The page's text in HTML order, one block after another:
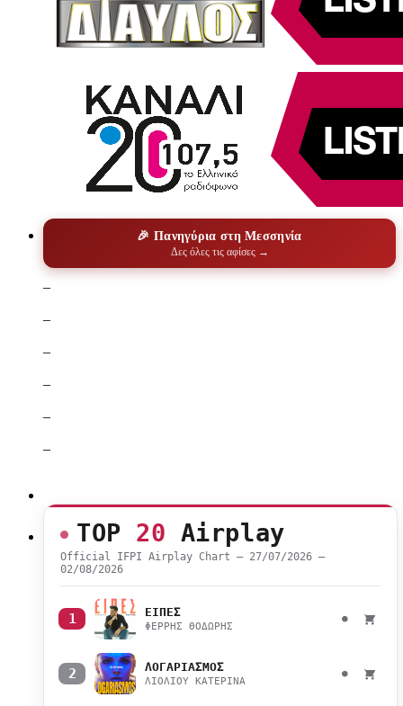
🎉 Πανηγύρια στη Μεσσηνία
Δες όλες τις αφίσες →
–
–
–
–
–
–
TOP 20 Airplay
Official IFPI Airplay Chart — 27/07/2026 –
02/08/2026
1 ΕΙΠΕΣ
ΦΕΡΡΗΣ ΘΟΔΩΡΗΣ
●
2 ΛΟΓΑΡΙΑΣΜΟΣ
ΛΙΟΛΙΟΥ ΚΑΤΕΡΙΝΑ
●